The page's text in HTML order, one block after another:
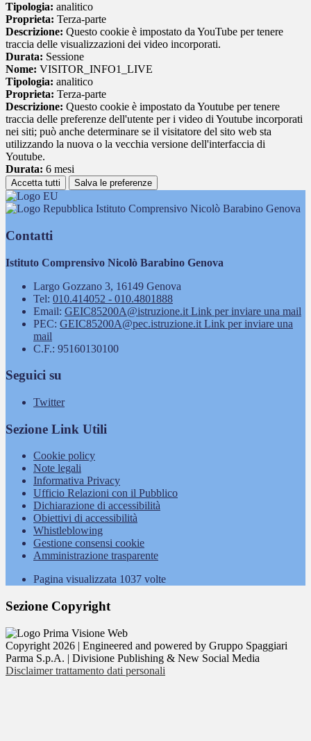
Tipologia: analitico
Proprieta: Terza-parte
Descrizione: Questo cookie è impostato da YouTube per tenere
traccia delle visualizzazioni dei video incorporati.
Durata: Sessione
Nome: VISITOR_INFO1_LIVE
Tipologia: analitico
Proprieta: Terza-parte
Descrizione: Questo cookie è impostato da Youtube per tenere
traccia delle preferenze dell'utente per i video di Youtube incorporati
nei siti; può anche determinare se il visitatore del sito web sta
utilizzando la nuova o la vecchia versione dell'interfaccia di
Youtube.
Durata: 6 mesi
Accetta tutti Salva le preferenze
Istituto Comprensivo Nicolò Barabino Genova
Contatti
Istituto Comprensivo Nicolò Barabino Genova
Largo Gozzano 3, 16149 Genova
Tel: 010.414052 - 010.4801888
Email: GEIC85200A@istruzione.it Link per inviare una mail
PEC: GEIC85200A@pec.istruzione.it Link per inviare una
mail
C.F.: 95160130100
Seguici su
Twitter
Sezione Link Utili
Cookie policy
Note legali
Informativa Privacy
Ufficio Relazioni con il Pubblico
Dichiarazione di accessibilità
Obiettivi di accessibilità
Whistleblowing
Gestione consensi cookie
Amministrazione trasparente
Pagina visualizzata 1037 volte
Sezione Copyright
Copyright 2026 | Engineered and powered by Gruppo Spaggiari
Parma S.p.A. | Divisione Publishing & New Social Media
Disclaimer trattamento dati personali